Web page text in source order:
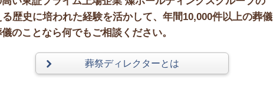
歴史に培われた経験を活かして、年間10,000件以上の葬儀
のことなら何でもご相談ください。
葬祭ディレクターとは